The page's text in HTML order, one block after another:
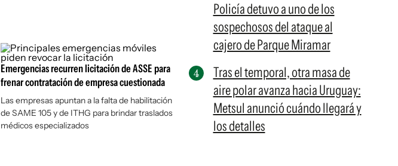
Emergencias recurren licitación de ASSE para
frenar contratación de empresa cuestionada
Las empresas apuntan a la falta de habilitación
de SAME 105 y de ITHG para brindar traslados
médicos especializados
Policía detuvo a uno de los
sospechosos del ataque al
cajero de Parque Miramar
Tras el temporal, otra masa de
aire polar avanza hacia Uruguay:
Metsul anunció cuándo llegará y
los detalles